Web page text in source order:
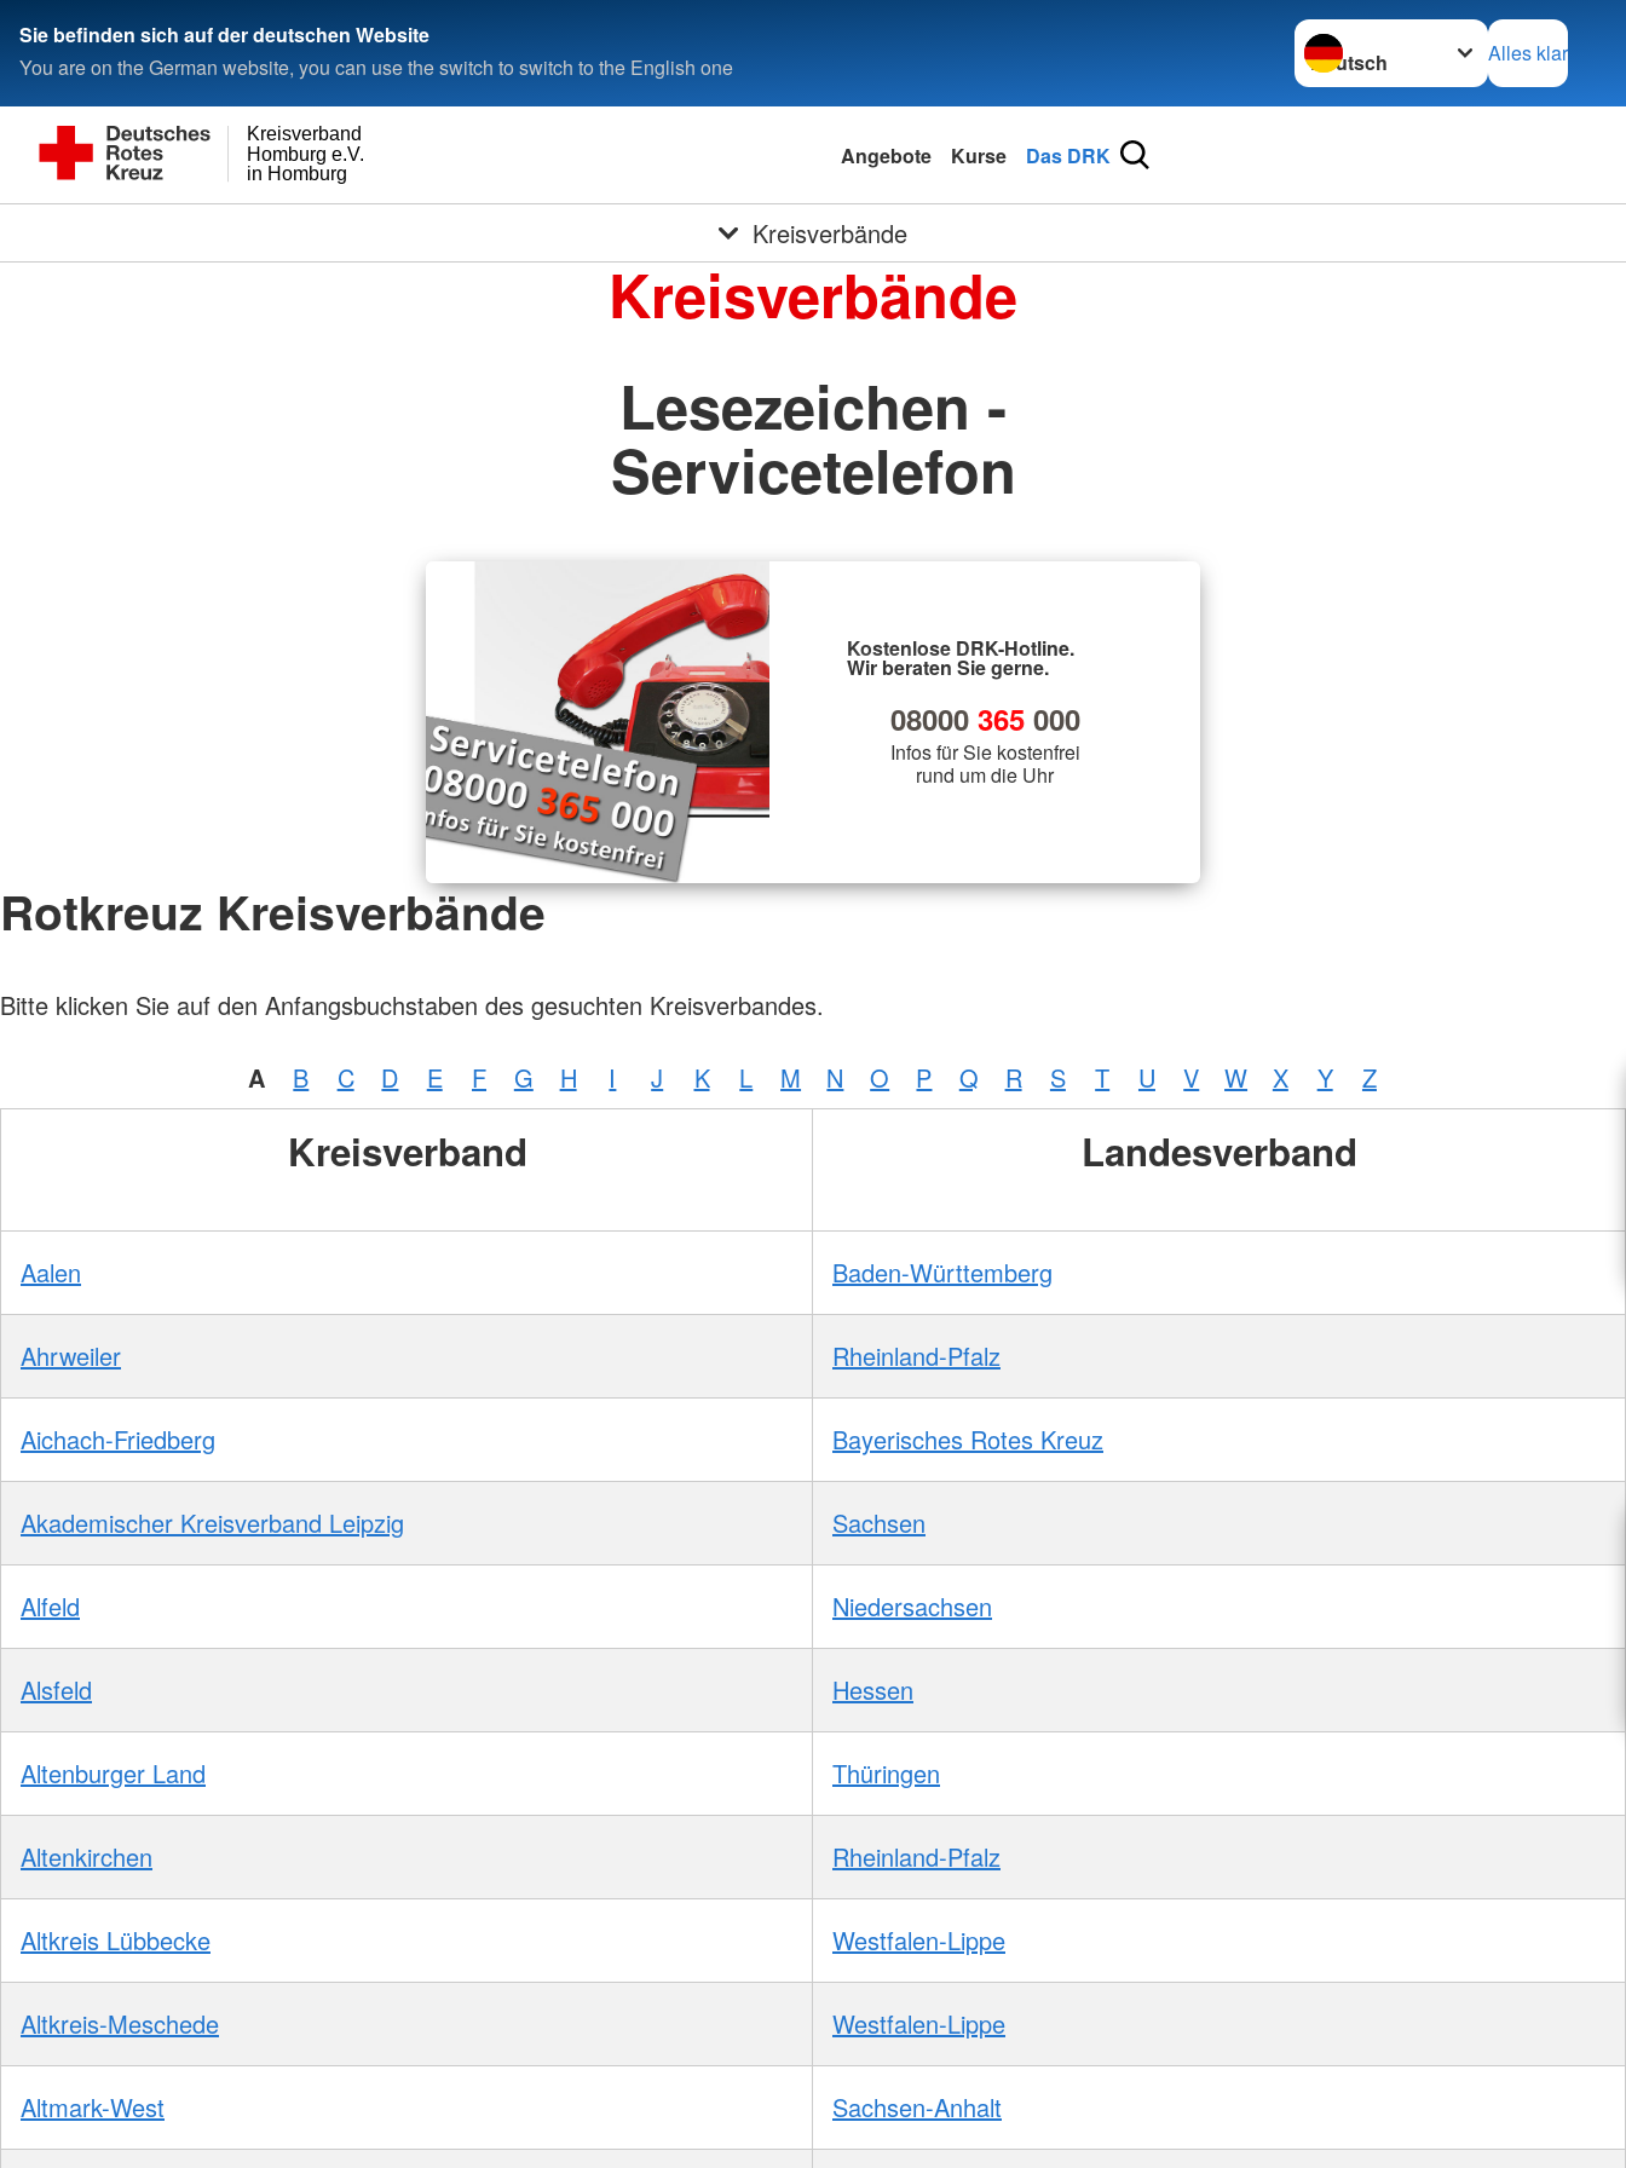
Sie befinden sich auf der deutschen Website
You are on the German website, you can use the switch to switch to the English one
Sprache wechseln zu
Alles klar
in Homburg
Homburg e.V.
Kreisverband
Angebote Kurse Das DRK
Kreisverbände
Kreisverbände
Lesezeichen -
Servicetelefon
Kostenlose DRK-Hotline.
Wir beraten Sie gerne.
08000 365000
Infos für Sie kostenfrei
rund um die Uhr
Rotkreuz Kreisverbände
Bitte klicken Sie auf den Anfangsbuchstaben des gesuchten Kreisverbandes.
A B C D E F G H I J K L M N O P Q R S T U V W X Y Z
Kreisverband Landesverband
Aalen Baden-Württemberg
Ahrweiler Rheinland-Pfalz
Aichach-Friedberg Bayerisches Rotes Kreuz
Akademischer Kreisverband Leipzig Sachsen
Alfeld Niedersachsen
Alsfeld Hessen
Altenburger Land Thüringen
Altenkirchen Rheinland-Pfalz
Altkreis Lübbecke Westfalen-Lippe
Altkreis-Meschede Westfalen-Lippe
Altmark-West Sachsen-Anhalt